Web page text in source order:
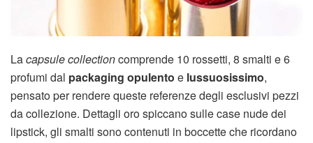
Lacapsule collectioncomprende 10 rossetti, 8 smalti e 6
profumi dal packaging opulento e lussuosissimo,
pensato per rendere queste referenze degli esclusivi pezzi
da collezione. Dettagli oro spiccano sulle case nude dei
lipstick, gli smalti sono contenuti in boccette che ricordano